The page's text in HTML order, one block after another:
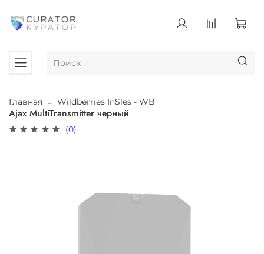
Главная Wildberries InSles - WB
Ajax MultiTransmitter черный
(0)